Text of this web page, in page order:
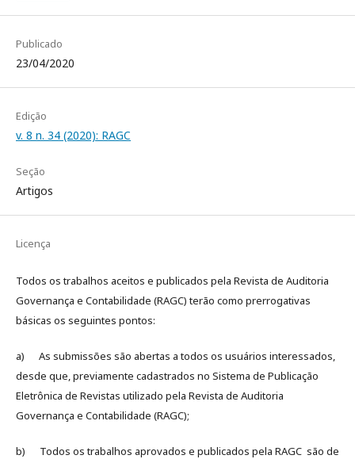
Publicado
23/04/2020
Edição
v. 8 n. 34 (2020): RAGC
Seção
Artigos
Licença
Todos os trabalhos aceitos e publicados pela Revista de Auditoria
Governança e Contabilidade (RAGC) terão como prerrogativas
básicas os seguintes pontos:
a) As submissões são abertas a todos os usuários interessados,
desde que, previamente cadastrados no Sistema de Publicação
Eletrônica de Revistas utilizado pela Revista de Auditoria
Governança e Contabilidade (RAGC);
b) Todos os trabalhos aprovados e publicados pela RAGC são de